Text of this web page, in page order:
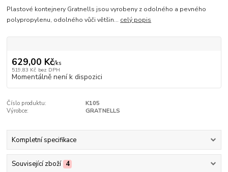
Plastové kontejnery Gratnells jsou vyrobeny z odolného a pevného
polypropylenu, odolného vůči většin... celý popis
629,00 Kč/ks
519,83 Kč bez DPH
Momentálně není k dispozici
Číslo produktu:
K105
Výrobce:
GRATNELLS
Kompletní specifikace
Související zboží 4